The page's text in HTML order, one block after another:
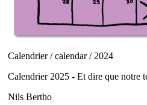
Calendrier / calendar / 2024
Calendrier 2025 - Et dire que notre
Nils Bertho